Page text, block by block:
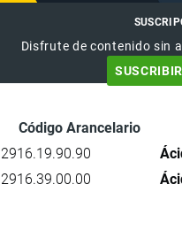
Disfrute de contenido sin
Código Arancelario
2916.19.90.90
2916.39.00.00